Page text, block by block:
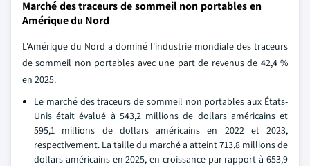
Marché des traceurs de sommeil non portables en
Amérique du Nord
L'Amérique du Nord a dominé l'industrie mondiale des traceurs
de sommeil non portables avec une part de revenus de 42,4 %
en 2025.
Le marché des traceurs de sommeil non portables aux États-
Unis était évalué à 543,2 millions de dollars américains et
595,1 millions de dollars américains en 2022 et 2023,
respectivement. La taille du marché a atteint 713,8 millions de
dollars américains en 2025, en croissance par rapport à 653,9